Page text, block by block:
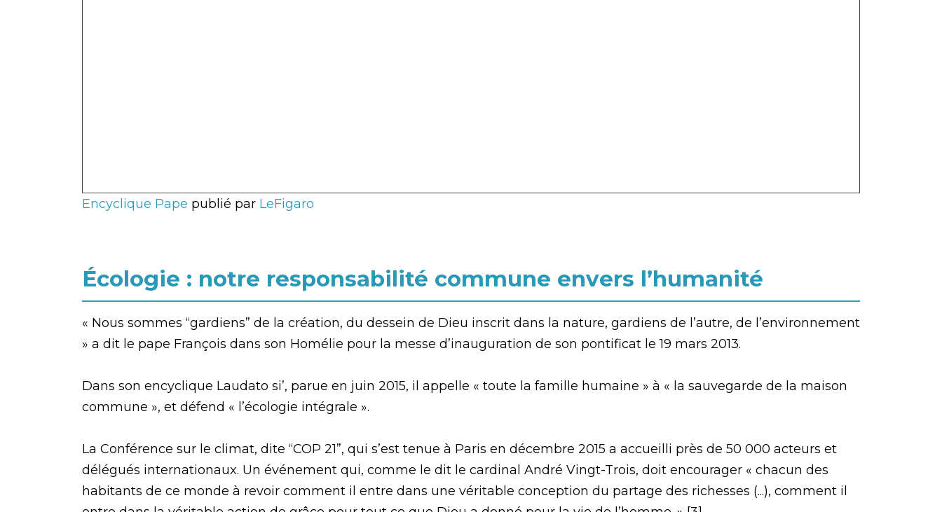
Encyclique Pape publié par LeFigaro
Écologie : notre responsabilité commune envers l’humanité
« Nous sommes “gardiens” de la création, du dessein de Dieu inscrit dans la nature, gardiens de l’autre, de l’environnement
» a dit le pape François dans son Homélie pour la messe d’inauguration de son pontificat le 19 mars 2013.
Dans son encyclique Laudato si’, parue en juin 2015, il appelle « toute la famille humaine » à « la sauvegarde de la maison
commune », et défend « l’écologie intégrale ».
La Conférence sur le climat, dite “COP 21”, qui s’est tenue à Paris en décembre 2015 a accueilli près de 50 000 acteurs et
délégués internationaux. Un événement qui, comme le dit le cardinal André Vingt-Trois, doit encourager « chacun des
habitants de ce monde à revoir comment il entre dans une véritable conception du partage des richesses (...), comment il